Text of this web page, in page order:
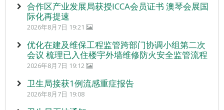
合作区产业发展局获授ICCA会员证书 澳琴会展国
际化再提速
2026年8月7日 19:21
优化在建及维保工程监管跨部门协调小组第二次
会议 梳理已入住楼宇外墙维修防火安全监管流程
2026年8月7日 19:12
卫生局接获1例流感重症报告
2026年8月7日 19:08